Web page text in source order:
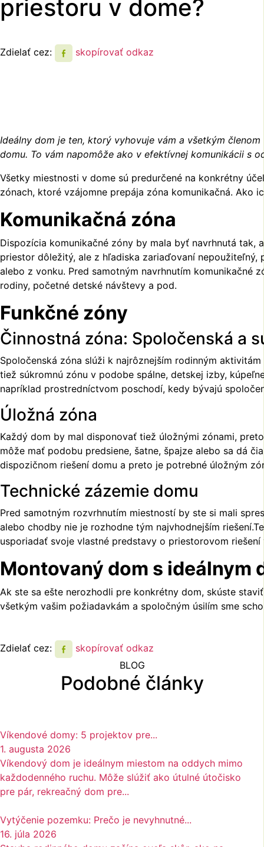
priestoru v dome?
Zdielať cez: skopírovať odkaz
Ideálny dom je ten, ktorý vyhovuje vám a všetkým
domu. To vám napomôže ako v efektívnej komunikácii s
Všetky miestnosti v dome sú predurčené na konkrétny
zónach, ktoré vzájomne prepája zóna komunikačná. Ako
Komunikačná zóna
Dispozícia komunikačné zóny by mala byť navrhnutá
priestor dôležitý, ale z hľadiska zariaďovaní
alebo z vonku. Pred samotným navrhnutím
rodiny, početné detské návštevy a pod.
Funkčné zóny
Činnostná zóna: Spoločenská a
Spoločenská zóna slúži k najrôznejším rodinným
tiež súkromnú zónu v podobe spálne, detskej izby,
napríklad prostredníctvom poschodí, kedy bývajú
Úložná zóna
Každý dom by mal disponovať tiež úložnými zónami,
môže mať podobu predsiene, šatne, špajze alebo sa dá
dispozičnom riešení domu a preto je potrebné úložným
Technické zázemie domu
Pred samotným rozvrhnutím miestností by ste si mali
alebo chodby nie je rozhodne tým najvhodnejším
usporiadať svoje vlastné predstavy o priestorovom
Montovaný dom s ideálnym
Ak ste sa ešte nerozhodli pre konkrétny dom, skúste
všetkým vašim požiadavkám a spoločným úsilím sme
Zdielať cez:
skopírovať odkaz
BLOG
Podobné články
Víkendové domy: 5 projektov pre...
1. augusta 2026
Víkendový dom je ideálnym miestom na oddych mimo
každodenného ruchu. Môže slúžiť ako útulné útočisko
pre pár, rekreačný dom pre...
Vytýčenie pozemku: Prečo je nevyhnutné...
16. júla 2026